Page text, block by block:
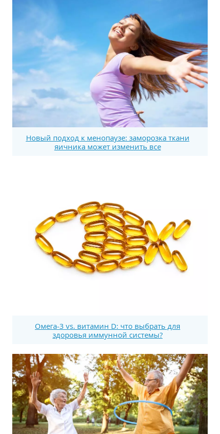
Новый подход к менопаузе: заморозка ткани
яичника может изменить все
Омега-3 vs. витамин D: что выбрать для
здоровья иммунной системы?